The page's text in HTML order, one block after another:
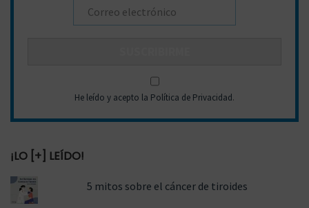
He leído y acepto la Política de Privacidad.
¡LO [+] LEÍDO!
5 mitos sobre el cáncer de tiroides